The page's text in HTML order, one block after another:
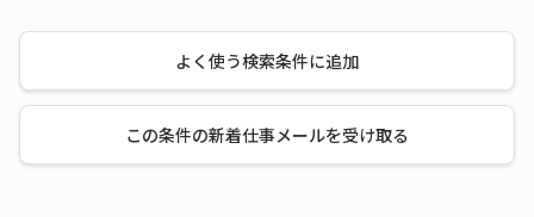
よく使う検索条件に追加
この条件の新着仕事メールを受け取る